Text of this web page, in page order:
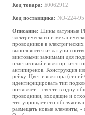
Код товара: Б0062912
Код поставщика: NO-224-95
Описание: Шины латунные
электрического и
проводников в
выполняются из латуни
винтовыми зажимами для
пластиковый изолятор,
антипиренов. Конструкция
рейку. Цвет изолятора
идентифицировать тип
позволяет: - свести в одну
проводники, входящие и
что упрощает его
размещать новые элементы, -